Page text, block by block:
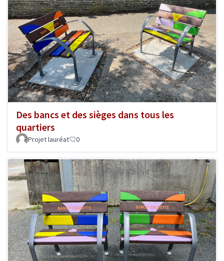
Des bancs et des sièges dans tous les
quartiers
Projet lauréat 0